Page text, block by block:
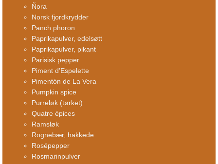
Ñora
Norsk fjordkrydder
Panch phoron
Paprikapulver, edelsøtt
Paprikapulver, pikant
Parisisk pepper
Piment d’Espelette
Pimentón de La Vera
Pumpkin spice
Purreløk (tørket)
Quatre épices
Ramsløk
Rognebær, hakkede
Rosépepper
Rosmarinpulver